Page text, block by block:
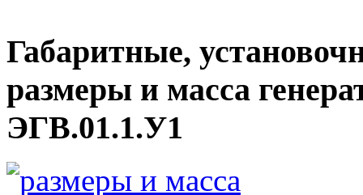
Габаритные,
размеры и масса
ЭГВ.01.1.У1